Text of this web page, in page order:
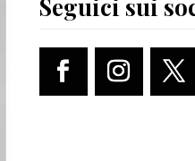
Seguici sui